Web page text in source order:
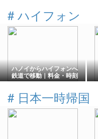
# ハイフォン
ハノイからハイフォンへ
鉄道で移動｜料金・時刻
表・車内・乗り方を実体
# 日本一時帰国